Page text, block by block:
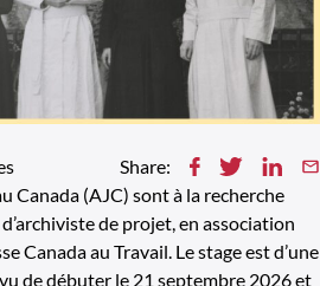
Share:
Canada (AJC) sont à la recherche
de projet, en association
Canada au Travail. Le stage est d’une
de débuter le 21 septembre 2026 et